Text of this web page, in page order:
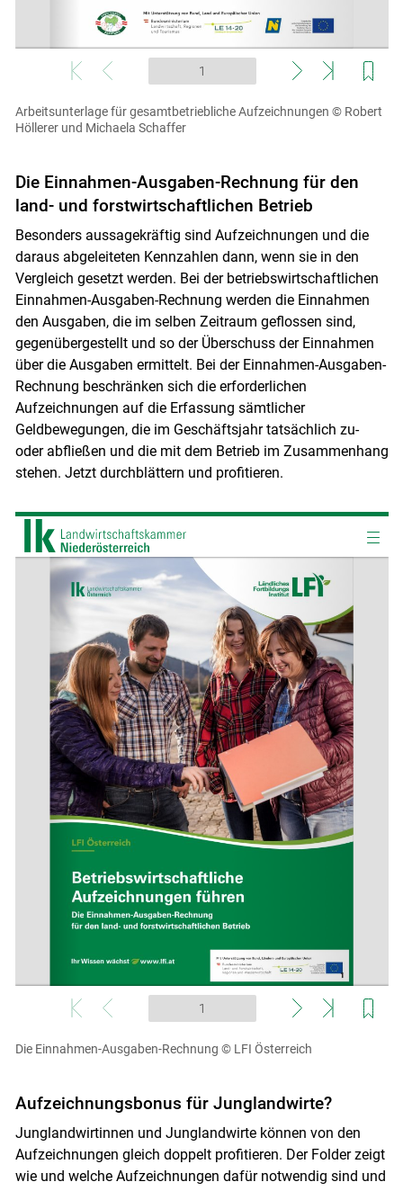
Skip to main content
Arbeitsunterlage für gesamtbetriebliche Aufzeichnungen © Robert
Höllerer und Michaela Schaffer
Die Einnahmen-Ausgaben-Rechnung für den
land- und forstwirtschaftlichen Betrieb
Besonders aussagekräftig sind Aufzeichnungen und die
daraus abgeleiteten Kennzahlen dann, wenn sie in den
Vergleich gesetzt werden. Bei der betriebswirtschaftlichen
Einnahmen-Ausgaben-Rechnung werden die Einnahmen
den Ausgaben, die im selben Zeitraum geflossen sind,
gegenübergestellt und so der Überschuss der Einnahmen
über die Ausgaben ermittelt. Bei der Einnahmen-Ausgaben-
Rechnung beschränken sich die erforderlichen
Aufzeichnungen auf die Erfassung sämtlicher
Geldbewegungen, die im Geschäftsjahr tatsächlich zu-
oder abfließen und die mit dem Betrieb im Zusammenhang
stehen. Jetzt durchblättern und profitieren.
Die Einnahmen-Ausgaben-Rechnung © LFI Österreich
Aufzeichnungsbonus für Junglandwirte?
Junglandwirtinnen und Junglandwirte können von den
Aufzeichnungen gleich doppelt profitieren. Der Folder zeigt
wie und welche Aufzeichnungen dafür notwendig sind und